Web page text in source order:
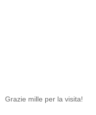
Grazie mille per la visita!